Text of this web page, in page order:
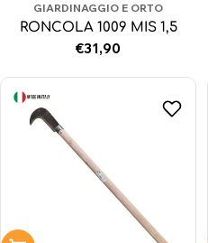
GIARDINAGGIO E ORTO
RONCOLA 1009 MIS 1,5
Prezzo
€31,90